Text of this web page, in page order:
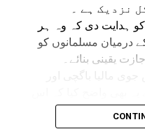
نزدیک ہے ۔
ہدایت دی کہ وہ ہر
درمیان مسلمانوں کو
یقینی بنائے۔
فریق باہمی رضامندی سے
پر غور کرنے سے